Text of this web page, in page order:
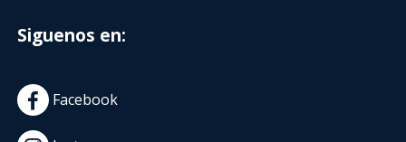
Siguenos en:
Facebook